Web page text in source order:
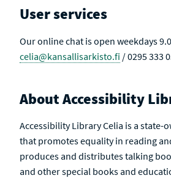
User services
Our online chat is open weekdays
celia@kansallisarkisto.fi / 0295 333
About Accessibility
Accessibility Library Celia is a state-
that promotes equality in reading
produces and distributes talking
and other special books and